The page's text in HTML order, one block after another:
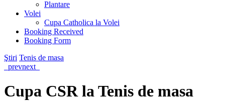
Plantare
Volei
Cupa Catholica la Volei
Booking Received
Booking Form
Ştiri Tenis de masa
prevnext
Cupa CSR la Tenis de masa